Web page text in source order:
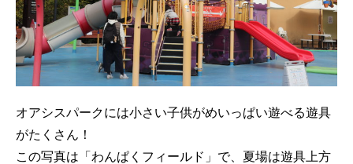
オアシスパークには小さい子供がめいっぱい遊べる遊具
がたくさん！
この写真は「わんぱくフィールド」で、夏場は遊具上方